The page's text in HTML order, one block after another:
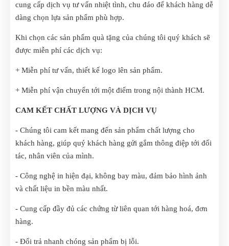
cung cấp dịch vụ tư vấn nhiệt tình, chu đáo để khách hàng dễ
dàng chọn lựa sản phẩm phù hợp.
Khi chọn các sản phẩm quà tặng của chúng tôi quý khách sẽ
được miễn phí các dịch vụ:
+ Miễn phí tư vấn, thiết kế logo lên sản phẩm.
+ Miễn phí vận chuyển tới một điểm trong nội thành HCM.
CAM KẾT CHẤT LƯỢNG VÀ DỊCH VỤ
- Chúng tôi cam kết mang đến sản phẩm chất lượng cho
khách hàng, giúp quý khách hàng gửi gắm thông điệp tới đối
tác, nhân viên của mình.
- Công nghệ in hiện đại, không bay màu, đảm bảo hình ảnh
và chất liệu in bền màu nhất.
- Cung cấp đầy đủ các chứng từ liên quan tới hàng hoá, đơn
hàng.
- Đổi trả nhanh chóng sản phẩm bị lỗi.